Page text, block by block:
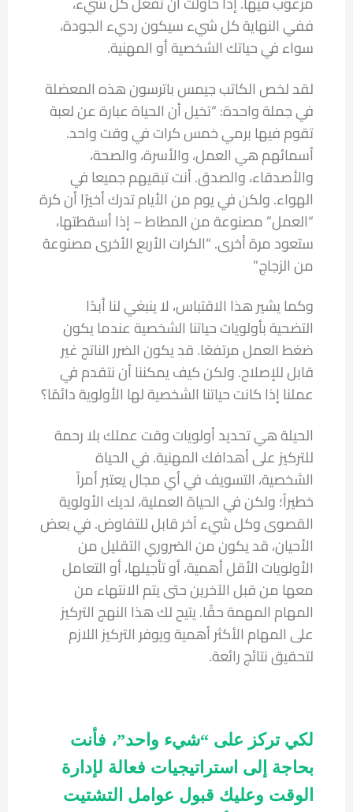
ففي النهاية كل شيء سيكون رديء الجودة،
سواء في حياتك الشخصية أو المهنية.
لقد لخص الكاتب جيمس باترسون هذه المعضلة
في جملة واحدة: “تخيل أن الحياة عبارة عن لعبة
تقوم فيها برمي خمس كرات في وقت واحد.
أسمائهم هي العمل، والأسرة، والصحة،
والأصدقاء، والصدق. أنت تبقيهم جميعا في
الهواء. ولكن في يوم من الأيام تدرك أخيرًا أن كرة
“العمل” مصنوعة من المطاط – إذا أسقطتها،
ستعود مرة أخرى. “الكرات الأربع الأخرى مصنوعة
من الزجاج.”
وكما يشير هذا الاقتباس، لا ينبغي لنا أبدًا
التضحية بأولويات حياتنا الشخصية عندما يكون
ضغط العمل مرتفعًا. قد يكون الضرر الناتج غير
قابل للإصلاح. ولكن كيف يمكننا أن نتقدم في
عملنا إذا كانت حياتنا الشخصية لها الأولوية دائمًا؟
الحيلة هي تحديد أولويات وقت عملك بلا رحمة
للتركيز على أهدافك المهنية. في الحياة
الشخصية، التسويف في أي مجال يعتبر أمراً
خطيراً؛ ولكن في الحياة العملية، لديك الأولوية
القصوى وكل شيء آخر قابل للتفاوض. في بعض
الأحيان، قد يكون من الضروري التقليل من
الأولويات الأقل أهمية، أو تأجيلها، أو التعامل
معها من قبل الآخرين حتى يتم الانتهاء من
المهام المهمة حقًا. يتيح لك هذا النهج التركيز
على المهام الأكثر أهمية ويوفر التركيز اللازم
لتحقيق نتائج رائعة.
لكي تركز على “شيء واحد”، فأنت
بحاجة إلى استراتيجيات فعالة لإدارة
الوقت وعليك قبول عوامل التشتيت